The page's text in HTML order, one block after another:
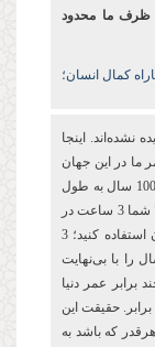
ظرف ما محدود
کمال انسان؛
نشده‌اند. اینجا
تمام این 100 سال عمر ما در این جهان
یک جلسه امتحان است. واقعاً این جلسه امتحان که 100 سال به طول
می‌انجامد، در مقابل بی‌نهایت آخرت چه نسبتی دارد؟ شما 3 ساعت در
جلسه امتحان کنکور می‌نشینید تا 30 سال بعد از آن استفاده کنید؛ 3
30 سال یک نسبتی دارد. اما وقتی 100 سال را با بی‌نهایت
برابر عمر دنیا
حقیقت این
که باشد به